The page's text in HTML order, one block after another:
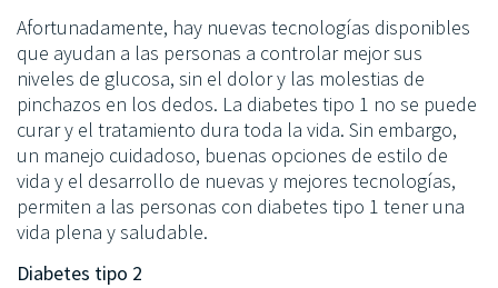
Afortunadamente, hay nuevas tecnologías disponibles
que ayudan a las personas a controlar mejor sus
niveles de glucosa, sin el dolor y las molestias de
pinchazos en los dedos. La diabetes tipo 1 no se puede
curar y el tratamiento dura toda la vida. Sin embargo,
un manejo cuidadoso, buenas opciones de estilo de
vida y el desarrollo de nuevas y mejores tecnologías,
permiten a las personas con diabetes tipo 1 tener una
vida plena y saludable.
Diabetes tipo 2